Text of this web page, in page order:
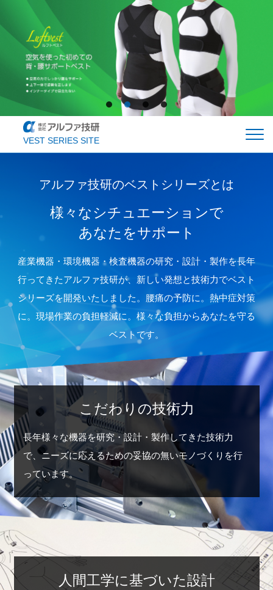
VEST SERIES SITE
ルフトベスト エコクールベスト アシストベスト
会社概要
アルファ技研のベストシリーズとは
様々なシチュエーションで
あなたをサポート
産業機器・環境機器・検査機器の研究・設計・製作を長年
行ってきたアルファ技研が、 新しい発想と技術力でベスト
シリーズを開発いたしました。 腰痛の予防に。熱中症対策
に。現場作業の負担軽減に。様々な負担からあなたを守る
ベストです。
こだわりの技術力
長年様々な機器を研究・設計・製作してきた技術力
で、ニーズに応えるための妥協の無いモノづくりを行
っています。
人間工学に基づいた設計